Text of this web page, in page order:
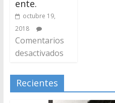
ente.
octubre 19,
2018
Comentarios
desactivados
Recientes